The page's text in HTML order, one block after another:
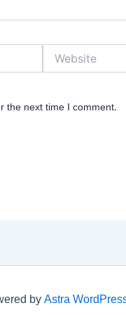
the next time I comment.
byAstra